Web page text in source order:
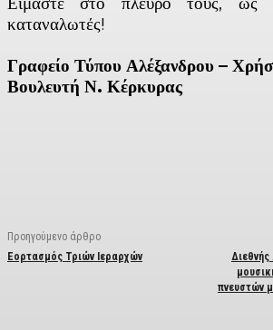
καταναλωτές!
Γραφείο Τύπου Αλέξανδρου –
Βουλευτή Ν. Κέρκυρας
Προηγούμενο άρθρο
Εορτασμός Τριών Ιεραρχών
πνευστών